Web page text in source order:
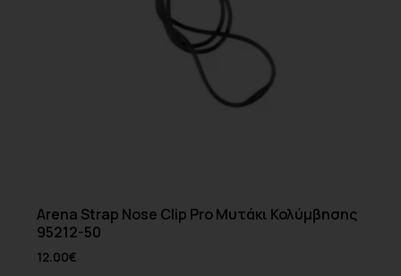
Arena Strap Nose Clip Pro Μυτάκι Κολύμβησης
95212-50
12.00€